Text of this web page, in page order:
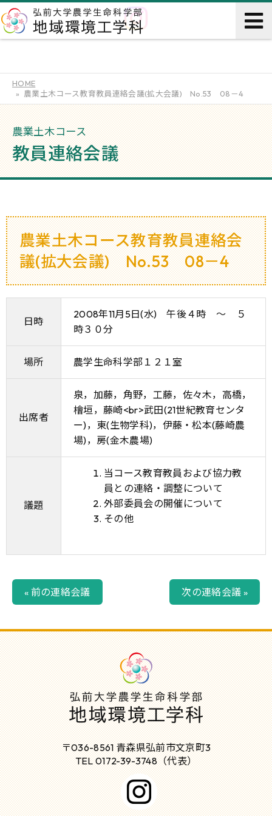
HOME
農業土木コース教育教員連絡会議(拡大会議) No.53 08－4
農業土木コース
教員連絡会議
農業土木コース教育教員連絡会
議(拡大会議) No.53 08－4
日時
2008年11月5日(水) 午後４時 ～ ５
時３０分
場所 農学生命科学部１２１室
出席者
泉，加藤，角野，工藤，佐々木，高橋，
檜垣，藤崎<br>武田(21世紀教育センタ
ー)，東(生物学科)，伊藤・松本(藤崎農
場)，房(金木農場)
議題
当コース教育教員および協力教
員との連絡・調整について
外部委員会の開催について
その他
« 前の連絡会議 次の連絡会議 »
〒036-8561 青森県弘前市文京町3
TEL 0172-39-3748（代表）